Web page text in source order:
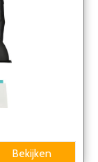
Bekijken